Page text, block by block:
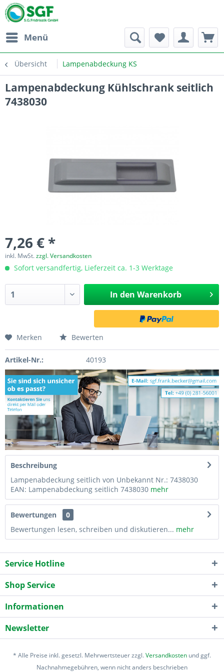
Menü
Übersicht Lampenabdeckung KS
Lampenabdeckung Kühlschrank seitlich
7438030
7,26 € *
inkl. MwSt.zzgl. Versandkosten
Sofort versandfertig, Lieferzeit ca. 1-3 Werktage
In den Warenkorb
Merken Bewerten
Artikel-Nr.: 40193
Beschreibung
Lampenabdeckung seitlich von Unbekannt Nr.: 7438030
EAN: Lampenabdeckung seitlich 7438030 mehr
Bewertungen
0
Bewertungen lesen, schreiben und diskutieren... mehr
Service Hotline
Shop Service
Informationen
Newsletter
* Alle Preise inkl. gesetzl. Mehrwertsteuer zzgl.Versandkosten und ggf.
Nachnahmegebühren, wenn nicht anders beschrieben